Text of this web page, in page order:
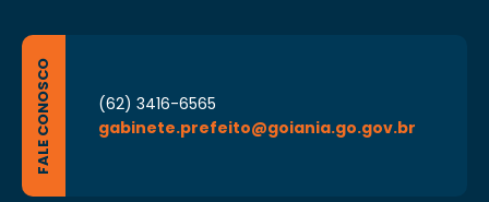
FALE CONOSCO
(62) 3416-6565
gabinete.prefeito@goiania.go.gov.br